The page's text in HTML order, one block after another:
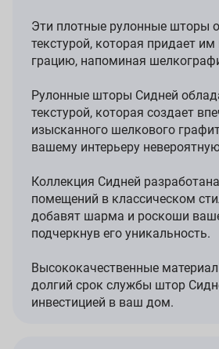
Эти плотные рулонные шторы
текстурой, которая придает
грацию, напоминая
Рулонные шторы Сидней
текстурой, которая создает
изысканного шелкового
вашему интерьеру
Коллекция Сидней
помещений в классическом
добавят шарма и роскоши
подчеркнув его уникальность.
Высококачественные
долгий срок службы штор
инвестицией в ваш дом.